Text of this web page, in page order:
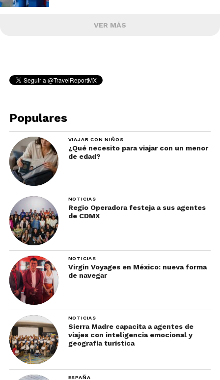
VER MÁS
Populares
VIAJAR CON NIÑOS
¿Qué necesito para viajar con un menor
de edad?
NOTICIAS
Regio Operadora festeja a sus agentes
de CDMX
NOTICIAS
Virgin Voyages en México: nueva forma
de navegar
NOTICIAS
Sierra Madre capacita a agentes de
viajes con inteligencia emocional y
geografía turística
ESPAÑA